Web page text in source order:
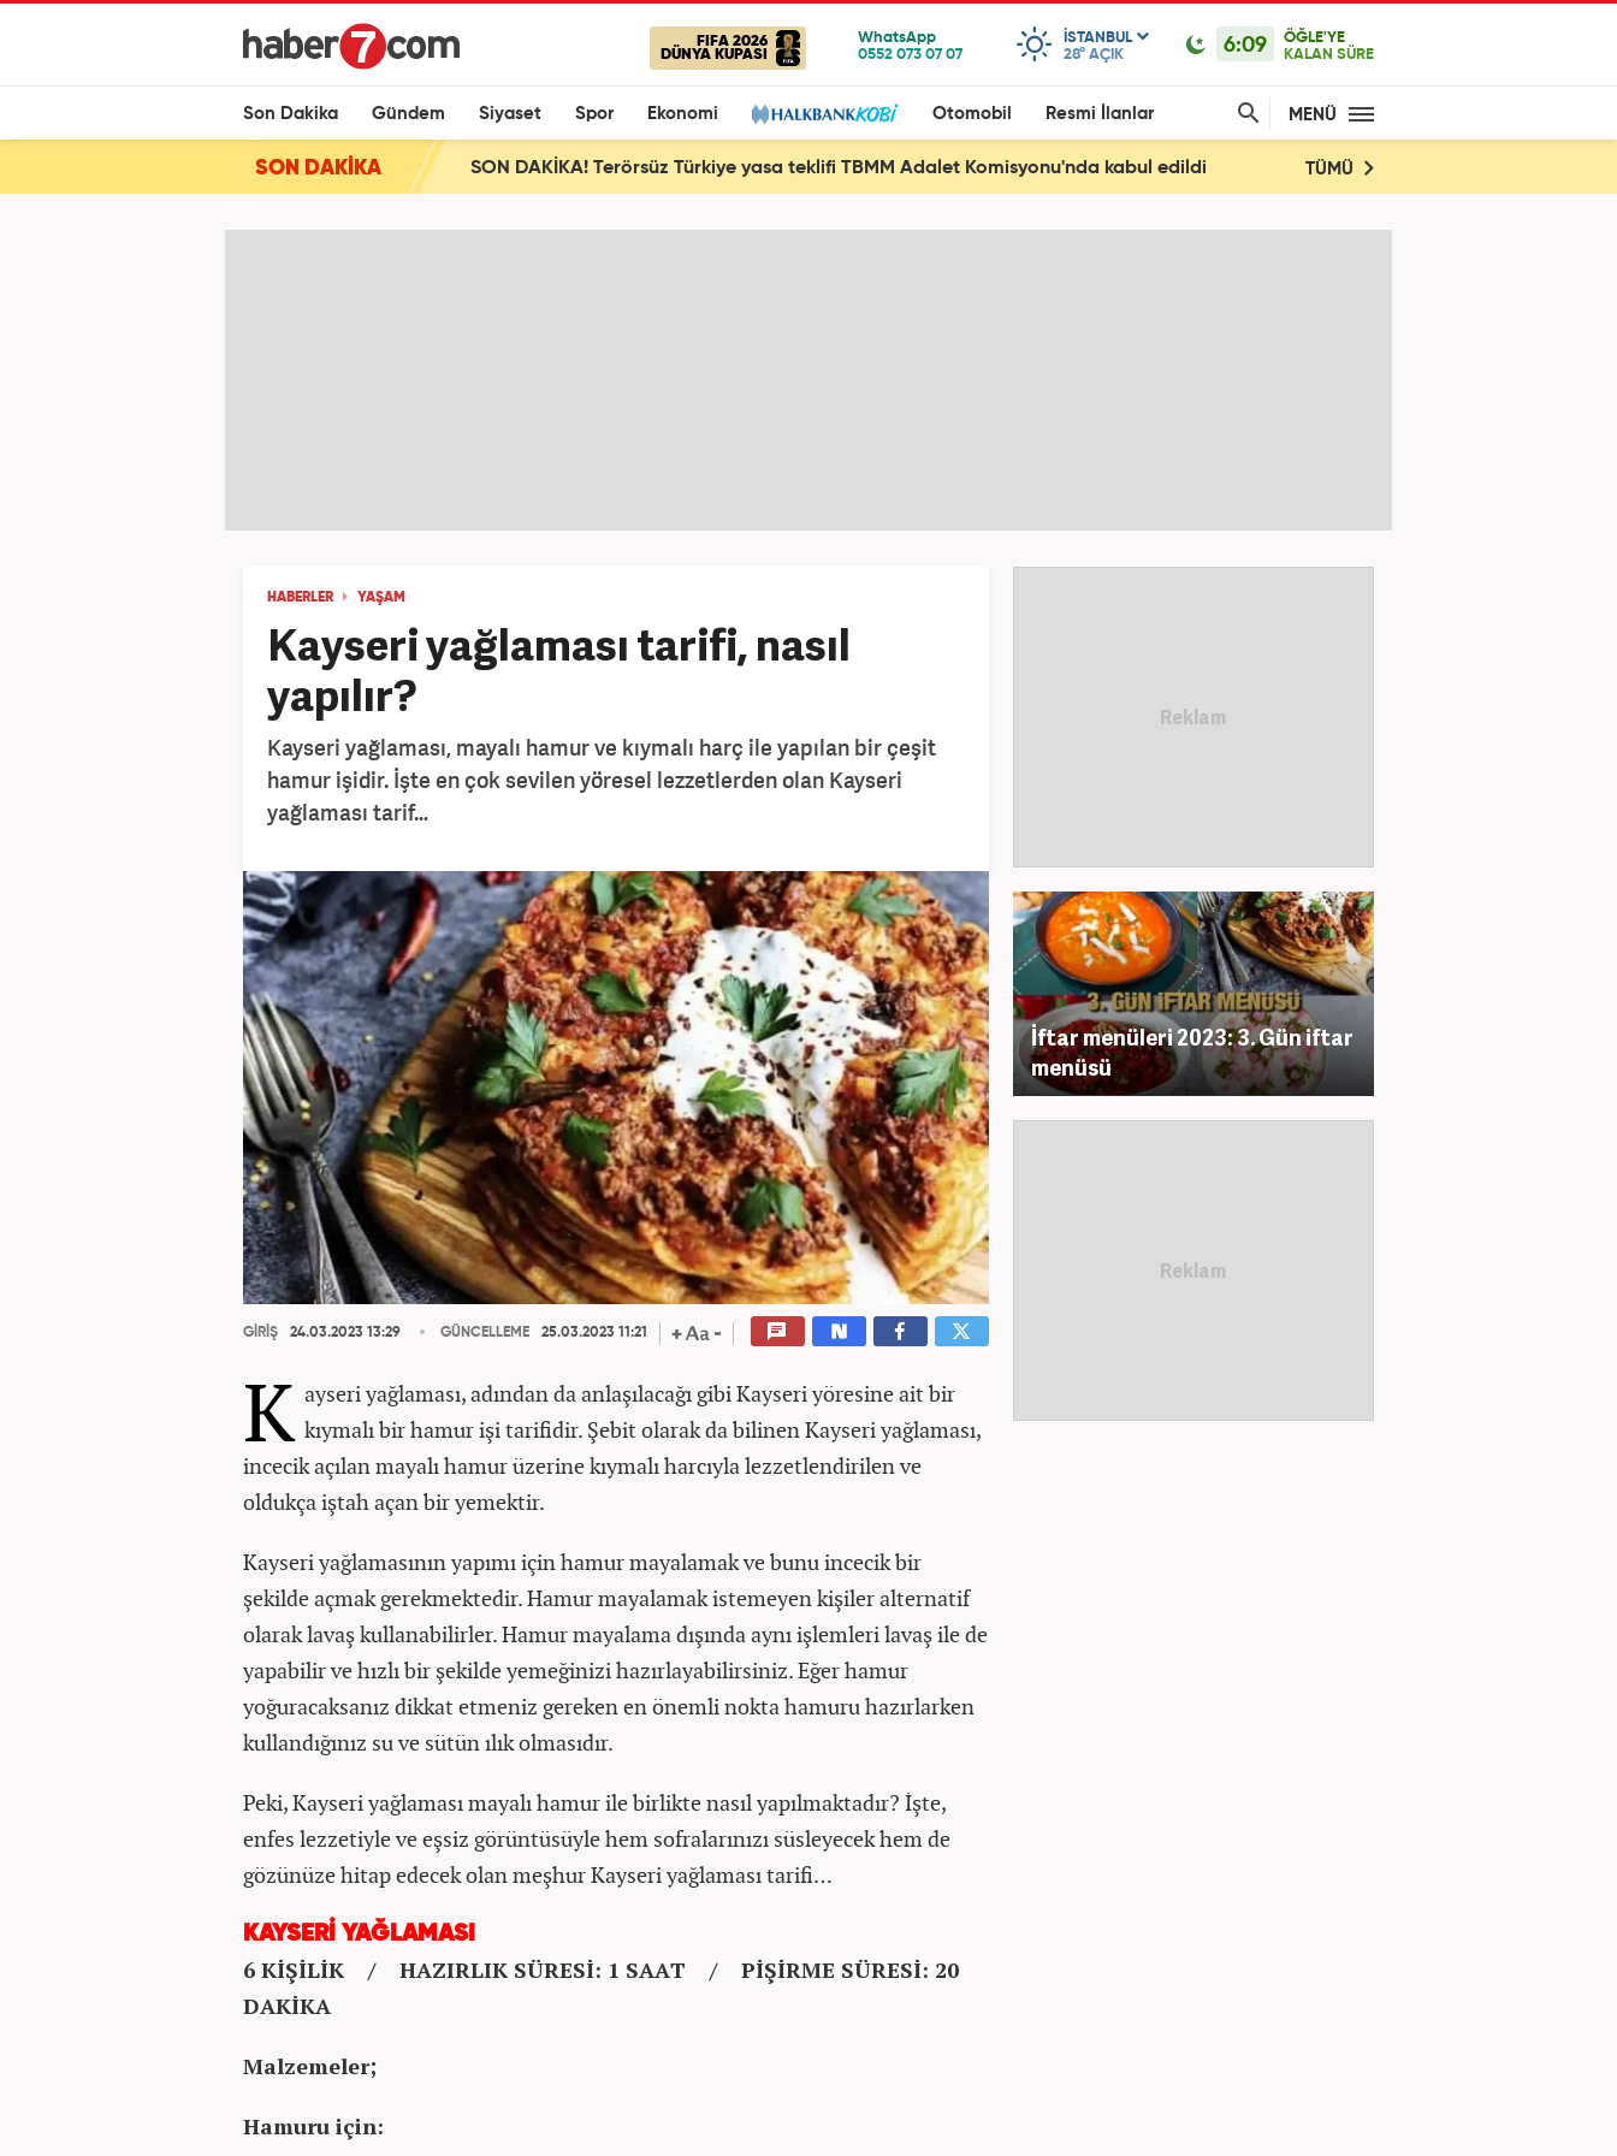
FIFA 2026
DÜNYA KUPASI
ISTANBUL
28° AÇIK 6:09
ÖĞLE'YE
KALAN SÜRE
Son Dakika Gündem Siyaset Spor Ekonomi Otomobil Resmi İlanlar MENÜ
SON DAKİKA SON DAKİKA! Terörsüz Türkiye yasa teklifi TBMM Adalet Komisyonu'nda kabul edildi TÜMÜ
HABERLER YAŞAM
Kayseri yağlaması tarifi, nasıl
yapılır?
Kayseri yağlaması, mayalı hamur ve kıymalı harç ile yapılan bir çeşit
hamur işidir. İşte en çok sevilen yöresel lezzetlerden olan Kayseri
yağlaması tarif…
GİRİŞ 24.03.2023 13:29 GÜNCELLEME 25.03.2023 11:21
K ayseri yağlaması, adından da anlaşılacağı gibi Kayseri yöresine ait bir
kıymalı bir hamur işi tarifidir. Şebit olarak da bilinen Kayseri yağlaması,
incecik açılan mayalı hamur üzerine kıymalı harcıyla lezzetlendirilen ve
oldukça iştah açan bir yemektir.
Kayseri yağlamasının yapımı için hamur mayalamak ve bunu incecik bir
şekilde açmak gerekmektedir. Hamur mayalamak istemeyen kişiler alternatif
olarak lavaş kullanabilirler. Hamur mayalama dışında aynı işlemleri lavaş ile de
yapabilir ve hızlı bir şekilde yemeğinizi hazırlayabilirsiniz. Eğer hamur
yoğuracaksanız dikkat etmeniz gereken en önemli nokta hamuru hazırlarken
kullandığınız su ve sütün ılık olmasıdır.
Peki, Kayseri yağlaması mayalı hamur ile birlikte nasıl yapılmaktadır? İşte,
enfes lezzetiyle ve eşsiz görüntüsüyle hem sofralarınızı süsleyecek hem de
gözünüze hitap edecek olan meşhur Kayseri yağlaması tarifi…
KAYSERİ YAĞLAMASI
6 KİŞİLİK / HAZIRLIK SÜRESİ: 1 SAAT / PİŞİRME SÜRESİ: 20
DAKİKA
Malzemeler;
Hamuru için:
İftar menüleri 2023: 3. Gün iftar
menüsü